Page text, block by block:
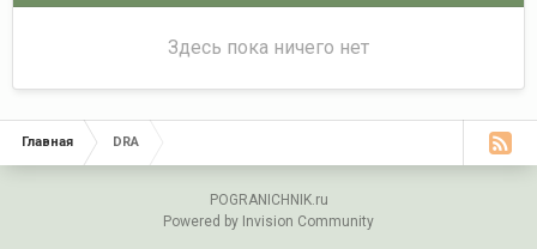
Здесь пока ничего нет
Главная DRA
POGRANICHNIK.ru
Powered by Invision Community